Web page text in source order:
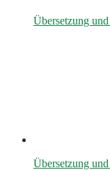
Übersetzung
Übersetzung